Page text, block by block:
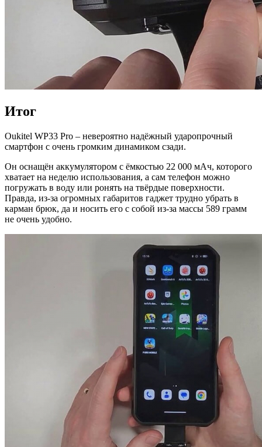
Итог
Oukitel WP33 Pro – невероятно надёжный ударопрочный
смартфон с очень громким динамиком сзади.
Он оснащён аккумулятором с ёмкостью 22 000 мАч, которого
хватает на неделю использования, а сам телефон можно
погружать в воду или ронять на твёрдые поверхности.
Правда, из-за огромных габаритов гаджет трудно убрать в
карман брюк, да и носить его с собой из-за массы 589 грамм
не очень удобно.